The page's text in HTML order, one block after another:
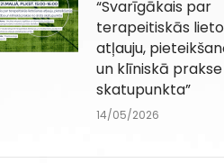
“Svarīgākais par
terapeitiskās
atļauju,
un klīniskā
skatupunkta”
14/05/2026